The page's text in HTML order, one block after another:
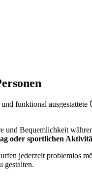
funktional
und Bequemlichkeit
oder sportlichen
jederzeit problemlos
gestalten.